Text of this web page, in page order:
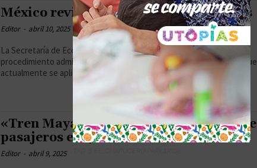
México revisa cuota a bicicletas chinas
Editor - abril 10, 2025
La Secretaría de Economía (SE) de México anunció el inicio de un
procedimiento administrativo para revisar la cuota compensatoria que
actualmente se aplica a...
«Tren Maya avanza: supera el millón de
pasajeros en 4 meses»
Editor - abril 9, 2025